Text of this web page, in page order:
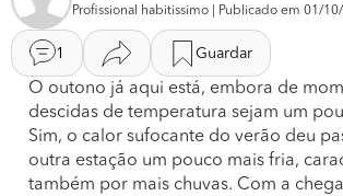
Profissional habitissimo | Publicado em 01/
1 Guardar
O outono já aqui está, embora de
descidas de temperatura sejam um
Sim, o calor sufocante do verão deu
outra estação um pouco mais fria,
também por mais chuvas. Com a